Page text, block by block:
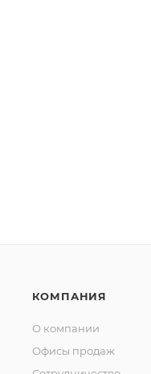
КОМПАНИЯ
О компании
Офисы продаж